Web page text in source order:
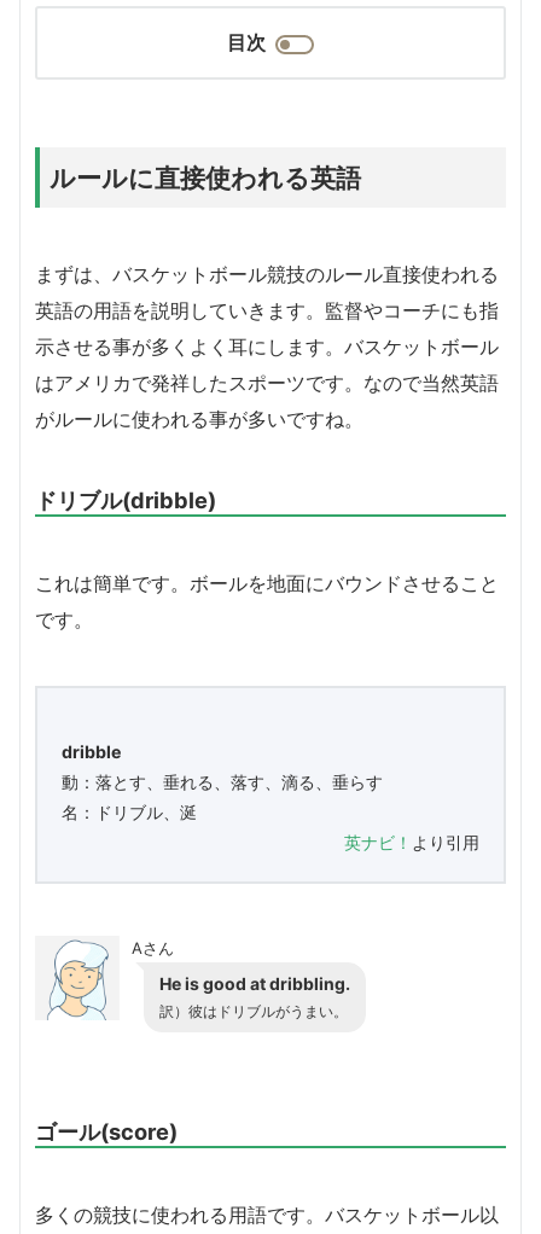
目次
ルールに直接使われる英語
まずは、バスケットボール競技のルール直接使われる
英語の用語を説明していきます。監督やコーチにも指
示させる事が多くよく耳にします。バスケットボール
はアメリカで発祥したスポーツです。なので当然英語
がルールに使われる事が多いですね。
ドリブル(dribble)
これは簡単です。ボールを地面にバウンドさせること
です。
dribble
動：落とす、垂れる、落す、滴る、垂らす
名：ドリブル、涎
英ナビ！ より引用
Aさん
He is good at dribbling.
訳）彼はドリブルがうまい。
ゴール(score)
多くの競技に使われる用語です。バスケットボール以